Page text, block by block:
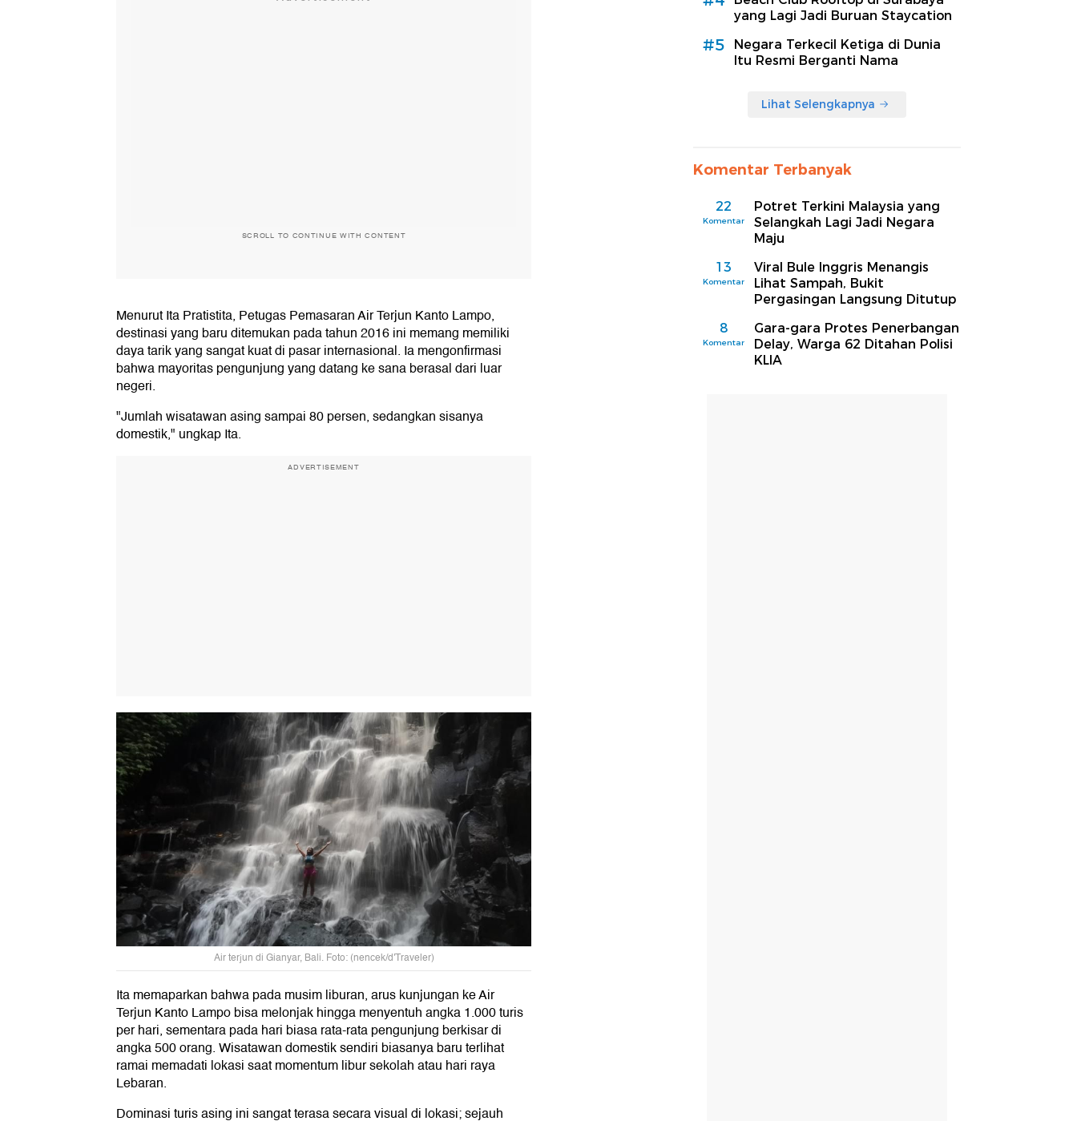
SCROLL TO CONTINUE WITH CONTENT
Menurut Ita Pratistita, Petugas Pemasaran Air Terjun Kanto Lampo,
destinasi yang baru ditemukan pada tahun 2016 ini memang memiliki
daya tarik yang sangat kuat di pasar internasional. Ia mengonfirmasi
bahwa mayoritas pengunjung yang datang ke sana berasal dari luar
negeri.
"Jumlah wisatawan asing sampai 80 persen, sedangkan sisanya
domestik," ungkap Ita.
ADVERTISEMENT
Air terjun di Gianyar, Bali. Foto: (nencek/d'Traveler)
Ita memaparkan bahwa pada musim liburan, arus kunjungan ke Air
Terjun Kanto Lampo bisa melonjak hingga menyentuh angka 1.000 turis
per hari, sementara pada hari biasa rata-rata pengunjung berkisar di
angka 500 orang. Wisatawan domestik sendiri biasanya baru terlihat
ramai memadati lokasi saat momentum libur sekolah atau hari raya
Lebaran.
Dominasi turis asing ini sangat terasa secara visual di lokasi; sejauh
yang Lagi Jadi Buruan Staycation
#5
Negara Terkecil Ketiga di Dunia
Itu Resmi Berganti Nama
Lihat Selengkapnya
Komentar Terbanyak
22
Komentar
Potret Terkini Malaysia yang
Selangkah Lagi Jadi Negara
Maju
13
Komentar
Viral Bule Inggris Menangis
Lihat Sampah, Bukit
Pergasingan Langsung Ditutup
8
Komentar
Gara-gara Protes Penerbangan
Delay, Warga 62 Ditahan Polisi
KLIA